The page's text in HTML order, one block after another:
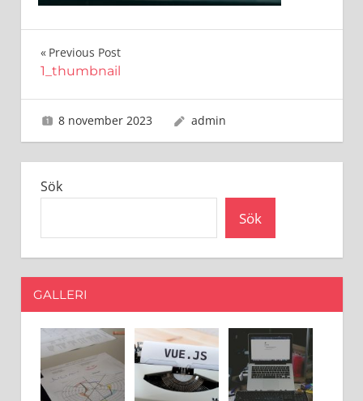
Inläggsnavigering
Previous Post
1_thumbnail
8 november 2023 admin
Sök
Sök
GALLERI